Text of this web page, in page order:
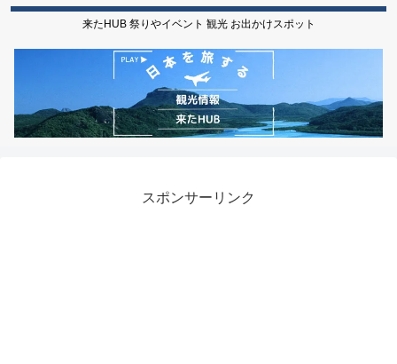
来たHUB 祭りやイベント 観光 お出かけスポット
スポンサーリンク